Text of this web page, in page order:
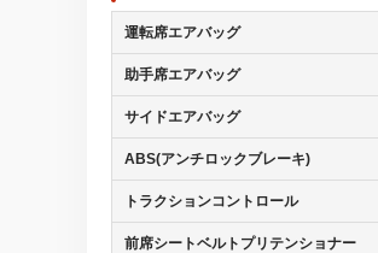
運転席エアバッグ
助手席エアバッグ
サイドエアバッグ
ABS(アンチロックブレーキ)
トラクションコントロール
前席シートベルトプリテンショナー